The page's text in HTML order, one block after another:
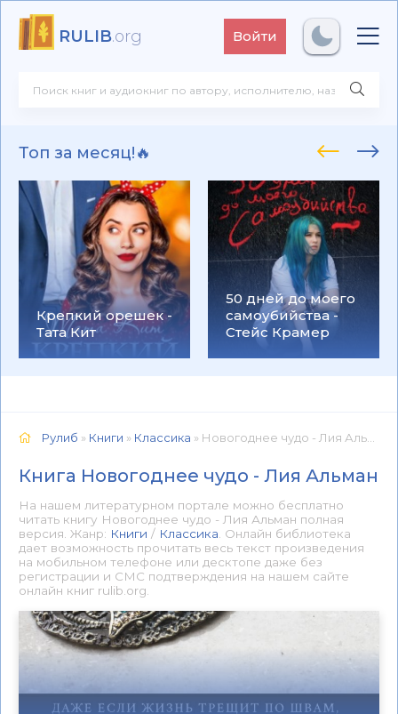
RULIB.org Войти
Топ за месяц!🔥
Крепкий орешек -
Тата Кит
50 дней до моего
самоубийства -
Стейс Крамер
Рулиб » Книги » Классика » Новогоднее чудо - Лия Альман 📕 - Книга онлайн бесплатно
Книга Новогоднее чудо - Лия Альман
На нашем литературном портале можно бесплатно
читать книгу Новогоднее чудо - Лия Альман полная
версия. Жанр: Книги / Классика . Онлайн библиотека
дает возможность прочитать весь текст произведения
на мобильном телефоне или десктопе даже без
регистрации и СМС подтверждения на нашем сайте
онлайн книг rulib.org.